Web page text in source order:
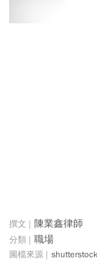
陳業鑫律師
職場
shutterstock